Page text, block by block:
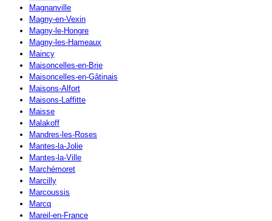
Magnanville
Magny-en-Vexin
Magny-le-Hongre
Magny-les-Hameaux
Maincy
Maisoncelles-en-Brie
Maisoncelles-en-Gâtinais
Maisons-Alfort
Maisons-Laffitte
Maisse
Malakoff
Mandres-les-Roses
Mantes-la-Jolie
Mantes-la-Ville
Marchémoret
Marcilly
Marcoussis
Marcq
Mareil-en-France